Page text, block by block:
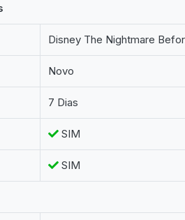
Disney The Nightmare
Novo
7 Dias
SIM
SIM